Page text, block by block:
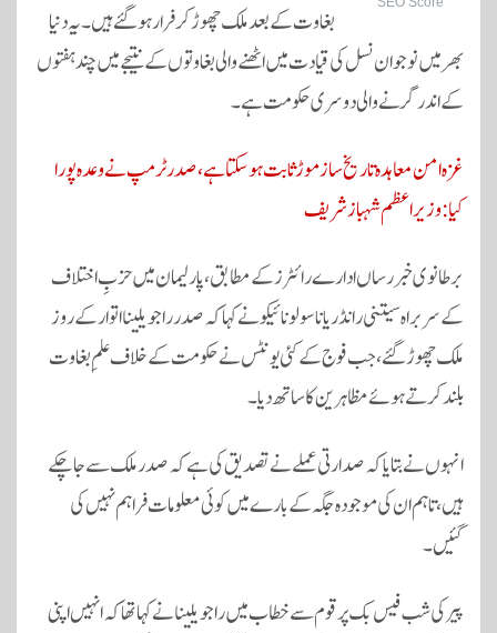
بغاوت کے بعد ملک چھوڑ کر فرار ہو گئے ہیں۔ یہ دنیا
بھر میں نوجوان نسل کی قیادت میں اٹھنے والی بغاوتوں کے نتیجے میں چند ہفتوں
کے اندر گرنے والی دوسری حکومت ہے۔
غزہ امن معاہدہ تاریخ ساز موڑ ثابت ہو سکتا ہے، صدر ٹرمپ نے وعدہ پورا
کیا: وزیراعظم شہباز شریف
برطانوی خبر رساں ادارےرائٹرزکے مطابق، پارلیمان میں حزبِ اختلاف
کے سربراہسیتنی رانڈریاناسولونائیکونے کہا کہ صدر راجویلینا اتوار کے روز
ملک چھوڑ گئے، جب فوج کے کئی یونٹس نے حکومت کے خلاف علمِ بغاوت
بلند کرتے ہوئے مظاہرین کا ساتھ دیا۔
انہوں نے بتایا کہ صدارتی عملے نے تصدیق کی ہے کہ صدر ملک سے جا چکے
ہیں، تاہم ان کی موجودہ جگہ کے بارے میں کوئی معلومات فراہم نہیں کی
گئیں۔
پیر کی شب فیس بک پر قوم سے خطاب میں راجویلینا نے کہا تھا کہ انہیں اپنی